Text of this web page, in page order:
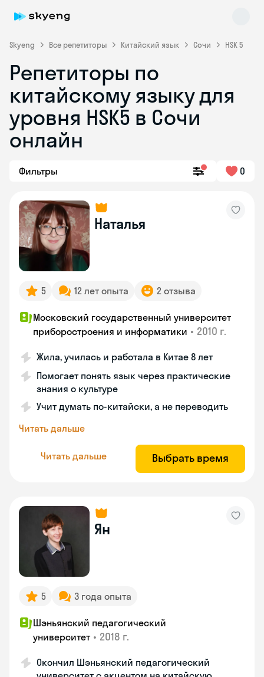
Skyeng Все репетиторы Китайский язык Сочи HSK 5
Репетиторы по
китайскому языку для
уровня HSK5 в Сочи
онлайн
Фильтры 0
Наталья
5 12 лет опыта 2 отзыва
Московский государственный университет
приборостроения и информатики • 2010 г.
Жила, училась и работала в Китае 8 лет
Помогает понять язык через практические
знания о культуре
Учит думать по-китайски, а не переводить
Читать дальше
Читать дальше Выбрать время
Ян
5 3 года опыта
Шэньянский педагогический
университет • 2018 г.
Окончил Шэньянский педагогический
Skyeng Chat